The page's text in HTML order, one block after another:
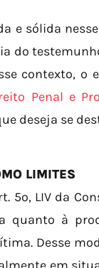
e sólida
do
contexto, o
Penal e
deseja se
LIMITES
5º, LIV da
quanto à
Desse